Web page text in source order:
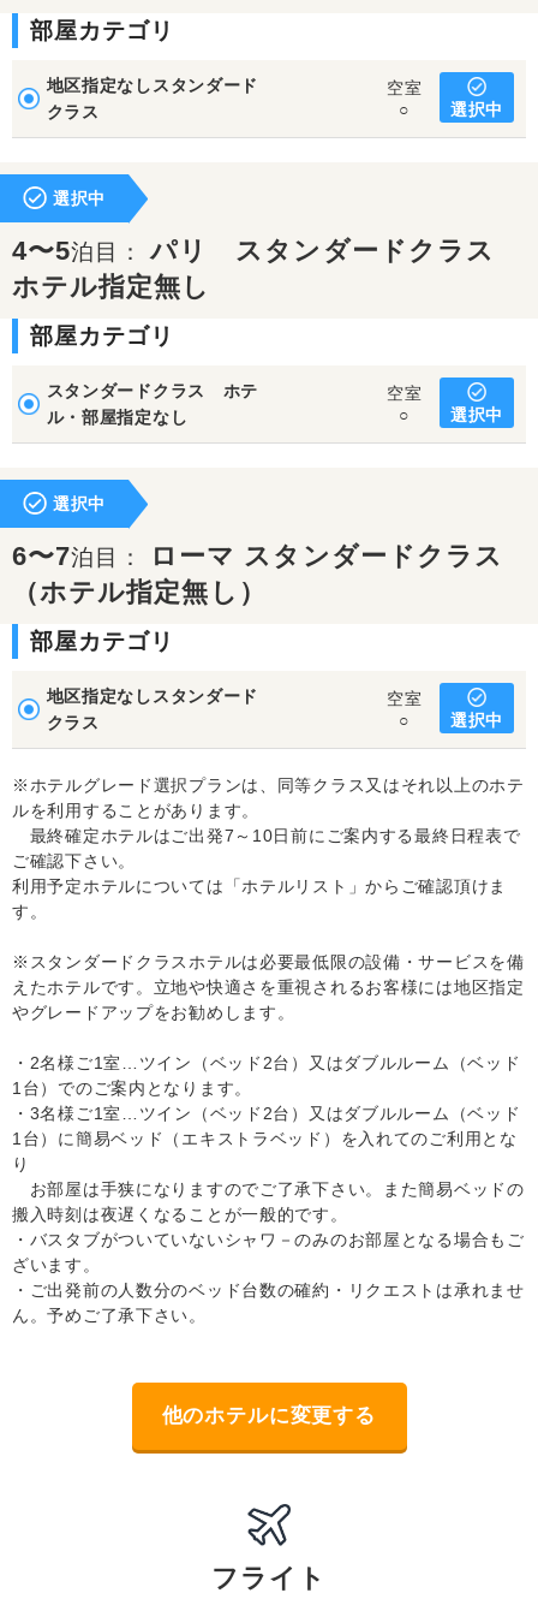
部屋カテゴリ
地区指定なしスタンダード
クラス
空室
○
選択中
選択中
4〜5泊目：パリ スタンダードクラス
ホテル指定無し
部屋カテゴリ
スタンダードクラス ホテ
ル・部屋指定なし
空室
○
選択中
選択中
6〜7泊目：
ローマ スタンダードクラス
（ホテル指定無し）
部屋カテゴリ
地区指定なしスタンダード
クラス
空室
○
選択中
※ホテルグレード選択プランは、同等クラス又はそれ以上のホテ
ルを利用することがあります。
最終確定ホテルはご出発7～10日前にご案内する最終日程表で
ご確認下さい。
利用予定ホテルについては「ホテルリスト」からご確認頂けま
す。
※スタンダードクラスホテルは必要最低限の設備・サービスを備
えたホテルです。立地や快適さを重視されるお客様には地区指定
やグレードアップをお勧めします。
・2名様ご1室…ツイン（ベッド2台）又はダブルルーム（ベッド
1台）でのご案内となります。
・3名様ご1室…ツイン（ベッド2台）又はダブルルーム（ベッド
1台）に簡易ベッド（エキストラベッド）を入れてのご利用とな
り
お部屋は手狭になりますのでご了承下さい。また簡易ベッドの
搬入時刻は夜遅くなることが一般的です。
・バスタブがついていないシャワ－のみのお部屋となる場合もご
ざいます。
・ご出発前の人数分のベッド台数の確約・リクエストは承れませ
ん。予めご了承下さい。
他のホテルに変更する
フライト